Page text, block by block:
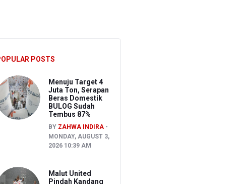
POSTS
Menuju Target 4
Juta Ton, Serapan
Beras Domestik
BULOG Sudah
Tembus 87%
BY ZAHWA INDIRA
MONDAY, AUGUST 3,
2026 10:39 AM
Malut United
Pindah Kandang